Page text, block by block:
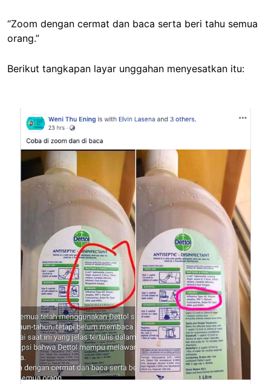
“Zoom dengan cermat dan baca serta beri tahu semua
orang.”
Berikut tangkapan layar unggahan menyesatkan itu:
Image